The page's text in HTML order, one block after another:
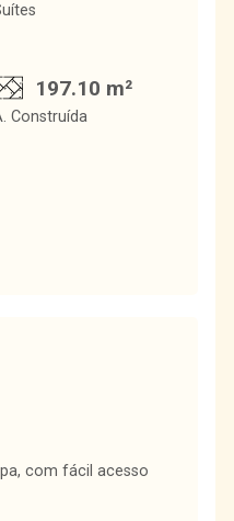
197.10 m²
Construída
com fácil acesso